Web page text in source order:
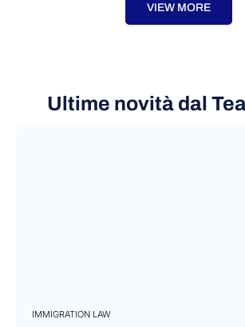
VIEW MORE
Ultime novità dal
IMMIGRATION LAW